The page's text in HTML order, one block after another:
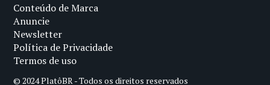
© 2024 PlatôBR - Todos os direitos reservados
Conteúdo de Marca
Anuncie
Newsletter
Política de Privacidade
Termos de uso